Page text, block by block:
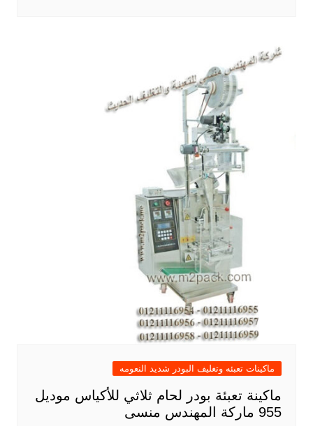
ماكينات تعبئه وتغليف البودر شديد النعومه
ماكينة تعبئة بودر لحام ثلاثي للأكياس موديل
955 ماركة المهندس منسى